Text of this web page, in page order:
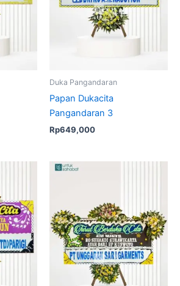
Duka Pangandaran
Papan Dukacita
Pangandaran 3
Rp649,000